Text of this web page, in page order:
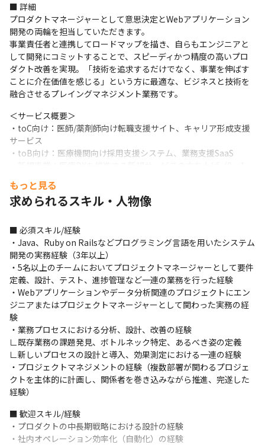
■ 詳細
プロダクトマネージャーとして意思決定とWebアプリケーション
開発の両輪を担当していただきます。
事業責任者と連携してロードマップを描き、自らもエンジニアと
して開発にコミットすることで、スピーディかつ精度の高いプロ
ダクト改善を実現。「技術を追求するだけでなく、事業を伸ばす
ことに介在価値を感じる」という方に最適な、ビジネスと技術を
融合させるプレイングマネジメント業務です。
＜サービス概要＞
・toC向け：医師/薬剤師向け転職支援サイト、キャリア形成支援
サービス
・toB向け：医療機関向け採用支援システム、業務支援SaaS
＜開発サービスの例＞
総合転職支援サイト
・『M3 Career プライム』
https://enzine.m3career.com/lp/prime/entry/：医師確保に向け
た、新たな採用プラットフォーム
・『M3 Career プライム for薬局』
https://enzine.m3career.com/lp/prime/entry/：医師確保に向け
た、新たな採用プラットフォーム
・『薬キャリ』https://pcareer.m3.com：薬剤師のための総合転
職支援サイト
・『薬キャリ1st』https://pcareer.m3.com/1st/2024：薬学生の
ための就職支援サイト
・『産業医エクスプレス』
https://sangyoui.m3career.com/service/：最短30分で決まるス
ポット産業医面談サービス
＜業務内容＞
・プロダクトマネジメント業務
∟事業責任者との連携：事業課題の抽出、解決策の策定、ロード
マップの設計
もっと見る
求められるスキル・人物像
■ 必須スキル/経験
・Java、Ruby on Railsなどプログラミング言語を用いたシステム
開発の実務経験（3年以上）
・5名以上のチームにおいてプロジェクトマネージャーとして要件
定義、設計、テスト、進捗管理など一連の業務を行った経験
・Webアプリケーションやデータ分析関連のプロジェクトにエン
ジニアまたはプロジェクトマネージャーとして関わった実務の経
験
・業務プロセスにおける分析、設計、改善の経験
∟既存業務の課題発見、ボトルネック特定、あるべき姿の定義
∟新しいプロセスの設計と導入、効果測定における一連の経験
・プロジェクトマネジメントの経験（複数部署が関わるプロジェ
クトを主体的に計画し、関係者を巻き込みながら推進、完遂した
経験）
■ 歓迎スキル/経験
・プロダクトの中長期戦略における設計の経験
・社内オペレーション効率化（自動化）の経験